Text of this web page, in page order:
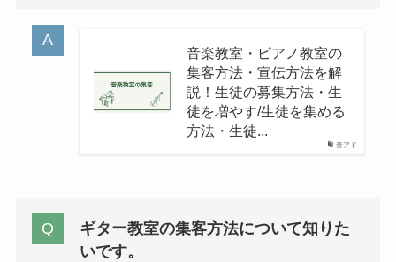
音アド
音楽教室・ピアノ教室の
集客方法・宣伝方法を解
説！生徒の募集方法・生
徒を増やす/生徒を集める
方法・生徒...
ギター教室の集客方法について知りた
いです。